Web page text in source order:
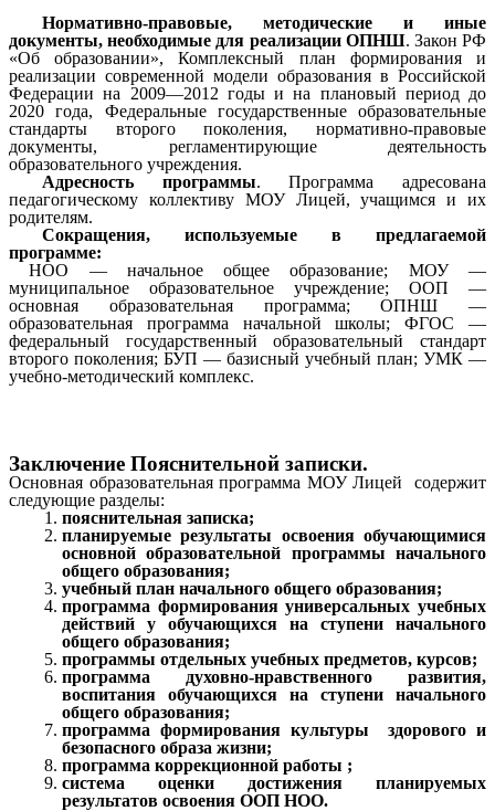
Нормативно-правовые, методические и иные
документы, необходимые для реализации ОПНШ. Закон РФ
«Об образовании», Комплексный план формирования и
реализации современной модели образования в Российской
Федерации на 2009—2012 годы и на плановый период до
2020 года, Федеральные государственные образовательные
стандарты второго поколения, нормативно-правовые
документы, регламентирующие деятельность
образовательного учреждения.
Адресность
программы. Программа адресована
педагогическому коллективу МОУ Лицей, учащимся и их
родителям.
Сокращения, используемые в предлагаемой
программе:
НОО — начальное общее образование; МОУ —
муниципальное образовательное учреждение; ООП —
основная образовательная программа; ОПНШ —
образовательная программа начальной школы; ФГОС —
федеральный государственный образовательный стандарт
второго поколения; БУП — базисный учебный план; УМК —
учебно-методический комплекс.
Заключение Пояснительной записки.
Основная образовательная программа МОУ Лицей содержит
следующие разделы:
пояснительная записка;
планируемые результаты освоения обучающимися
основной образовательной программы начального
общего образования;
учебный план начального общего образования;
программа формирования универсальных учебных
действий у обучающихся на ступени начального
общего образования;
программы отдельных учебных предметов, курсов;
программа духовно-нравственного развития,
воспитания обучающихся на ступени начального
общего образования;
программа формирования культуры здорового и
безопасного образа жизни;
программа коррекционной работы ;
система оценки достижения планируемых
результатов освоения ООП НОО.